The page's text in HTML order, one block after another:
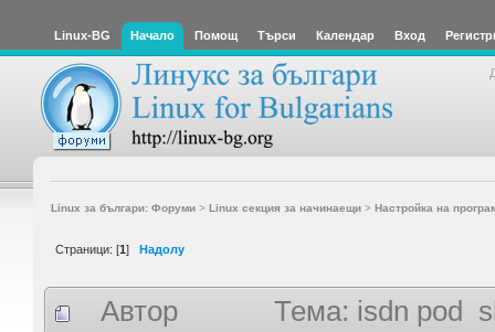
Linux-BG Начало Помощ Търси Календар Вход
Linux за българи: Форуми> Linux секция за начинаещи> Настройка на
Страници: [1] Надолу
Автор Тема: isdn pod